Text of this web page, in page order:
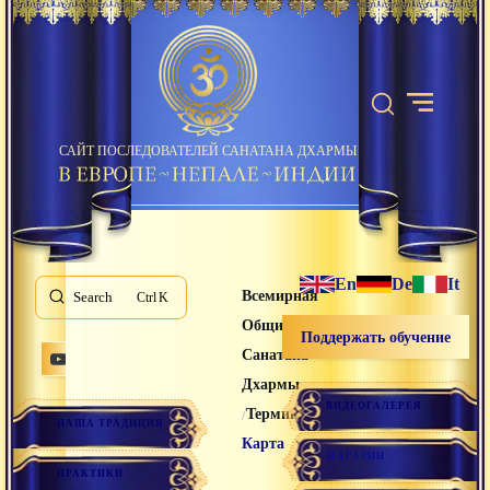
САЙТ ПОСЛЕДОВАТЕЛЕЙ САНАТАНА ДХАРМЫ
Search K
НАША ТРАДИЦИЯ
ПРАКТИКИ
Всемирная
Община
Санатана
Дхармы
/Термины/
Карта
En De It
Поддержать обучение
ВИДЕОГАЛЕРЕЯ
МАГАЗИН